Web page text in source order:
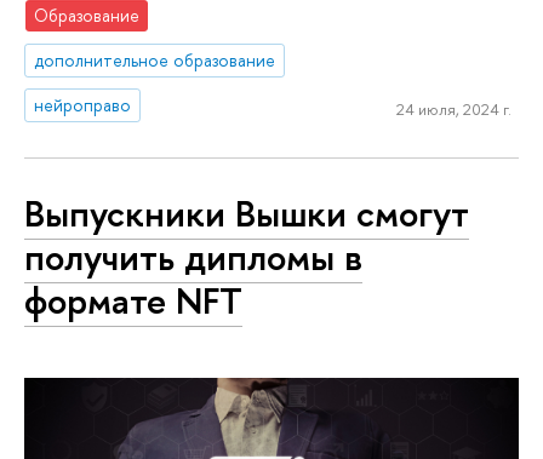
Образование
дополнительное образование
нейроправо
24 июля, 2024 г.
Выпускники Вышки смогут
получить дипломы в
формате NFT